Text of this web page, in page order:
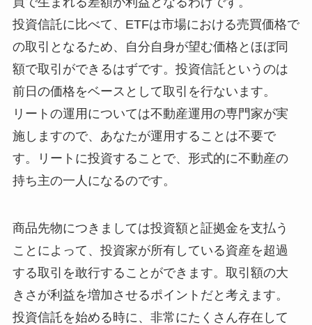
投資信託に比べて、ETFは市場における売買価格で
の取引となるため、自分自身が望む価格とほぼ同
額で取引ができるはずです。投資信託というのは
前日の価格をベースとして取引を行ないます。
リートの運用については不動産運用の専門家が実
施しますので、あなたが運用することは不要で
す。リートに投資することで、形式的に不動産の
持ち主の一人になるのです。
商品先物につきましては投資額と証拠金を支払う
ことによって、投資家が所有している資産を超過
する取引を敢行することができます。取引額の大
きさが利益を増加させるポイントだと考えます。
投資信託を始める時に、非常にたくさん存在して